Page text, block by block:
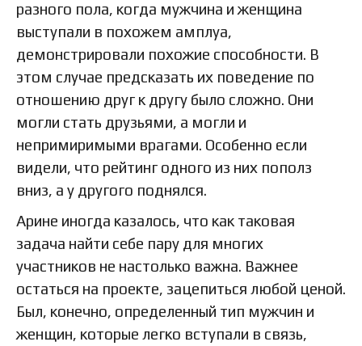
разного пола, когда мужчина и женщина
выступали в похожем амплуа,
демонстрировали похожие способности. В
этом случае предсказать их поведение по
отношению друг к другу было сложно. Они
могли стать друзьями, а могли и
непримиримыми врагами. Особенно если
видели, что рейтинг одного из них пополз
вниз, а у другого поднялся.
Арине иногда казалось, что как таковая
задача найти себе пару для многих
участников не настолько важна. Важнее
остаться на проекте, зацепиться любой ценой.
Был, конечно, определенный тип мужчин и
женщин, которые легко вступали в связь,